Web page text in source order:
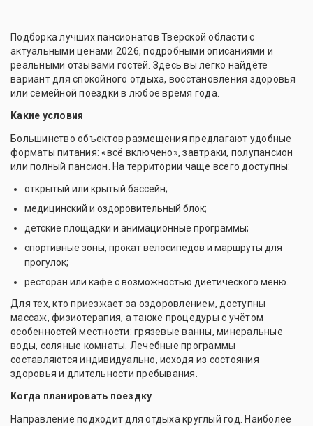
Подборка лучших пансионатов Тверской области с
актуальными ценами 2026, подробными описаниями и
реальными отзывами гостей. Здесь вы легко найдёте
вариант для спокойного отдыха, восстановления здоровья
или семейной поездки в любое время года.
Какие условия
Большинство объектов размещения предлагают удобные
форматы питания: «всё включено», завтраки, полупансион
или полный пансион. На территории чаще всего доступны:
открытый или крытый бассейн;
медицинский и оздоровительный блок;
детские площадки и анимационные программы;
спортивные зоны, прокат велосипедов и маршруты для
прогулок;
ресторан или кафе с возможностью диетического меню.
Для тех, кто приезжает за оздоровлением, доступны
массаж, физиотерапия, а также процедуры с учётом
особенностей местности: грязевые ванны, минеральные
воды, соляные комнаты. Лечебные программы
составляются индивидуально, исходя из состояния
здоровья и длительности пребывания.
Когда планировать поездку
Направление подходит для отдыха круглый год. Наиболее